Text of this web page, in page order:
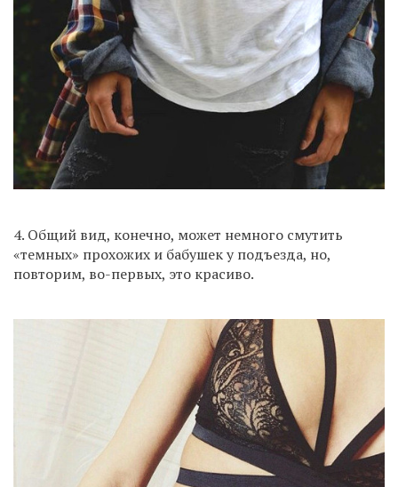
4. Общий вид, конечно, может немного смутить
«темных» прохожих и бабушек у подъезда, но,
повторим, во-первых, это красиво.